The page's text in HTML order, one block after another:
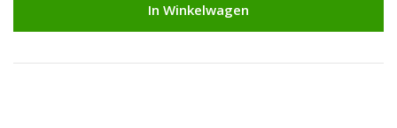
In Winkelwagen